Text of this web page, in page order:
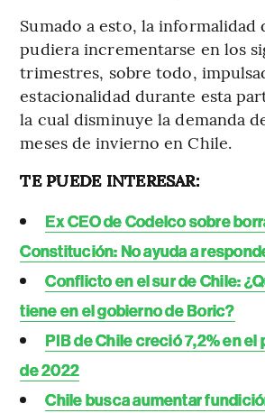
Sumado a esto, la informalidad
pudiera incrementarse en los
trimestres, sobre todo,
estacionalidad durante esta
la cual disminuye la demanda
meses de invierno en Chile.
TE PUEDE INTERESAR:
Ex CEO de Codelco sobre
Constitución: No ayuda a
Conflicto en el sur de Chile:
tiene en el gobierno de Boric?
PIB de Chile creció 7,2% en
de 2022
Chile busca aumentar